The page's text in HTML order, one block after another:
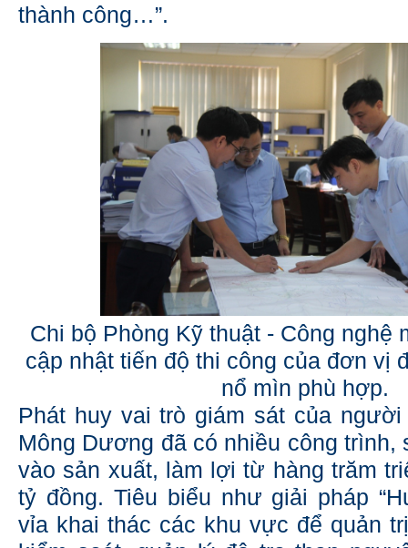
thành công…”.
Chi bộ Phòng Kỹ thuật - Công nghệ
cập nhật tiến độ thi công của đơn vị
nổ mìn phù hợp.
Phát huy vai trò giám sát của
Mông Dương đã có nhiều công trình,
vào sản xuất, làm lợi từ hàng trăm
tỷ đồng. Tiêu biểu như giải pháp
vỉa khai thác các khu vực để quản